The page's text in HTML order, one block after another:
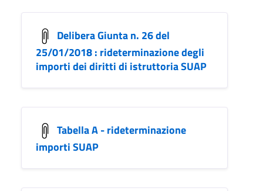
Delibera Giunta n. 26 del
25/01/2018 : rideterminazione degli
importi dei diritti di istruttoria SUAP
Tabella A - rideterminazione
importi SUAP